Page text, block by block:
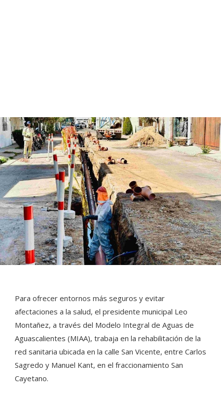
Para ofrecer entornos más seguros y evitar
afectaciones a la salud, el presidente municipal Leo
Montañez, a través del Modelo Integral de Aguas de
Aguascalientes (MIAA), trabaja en la rehabilitación de la
red sanitaria ubicada en la calle San Vicente, entre Carlos
Sagredo y Manuel Kant, en el fraccionamiento San
Cayetano.